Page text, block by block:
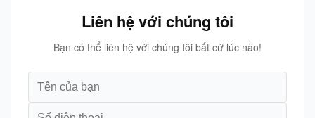
Liên hệ với chúng tôi
Bạn có thể liên hệ với chúng tôi bất cứ lúc nào!